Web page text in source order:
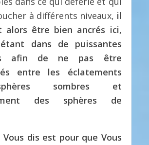
à différents niveaux, il
alors être bien ancrés ici,
dans de puissantes
afin de ne pas être
entre les éclatements
sombres et
des sphères de
Vous dis est pour que Vous